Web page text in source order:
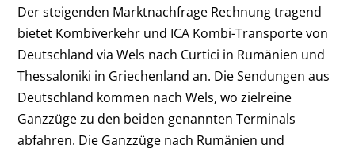
Der steigenden Marktnachfrage Rechnung tragend
bietet Kombiverkehr und ICA Kombi-Transporte von
Deutschland via Wels nach Curtici in Rumänien und
Thessaloniki in Griechenland an. Die Sendungen aus
Deutschland kommen nach Wels, wo zielreine
Ganzzüge zu den beiden genannten Terminals
abfahren. Die Ganzzüge nach Rumänien und